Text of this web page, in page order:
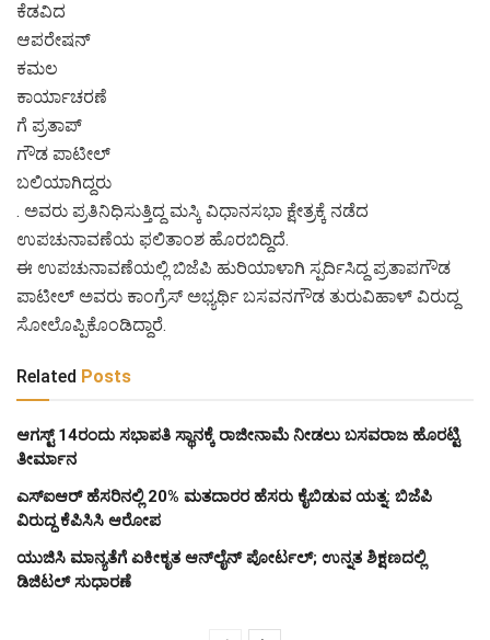
ಕೆಡವಿದ
ಆಪರೇಷನ್
ಕಮಲ
ಕಾರ್ಯಾಚರಣೆ
ಗೆ ಪ್ರತಾಪ್
ಗೌಡ ಪಾಟೀಲ್
ಬಲಿಯಾಗಿದ್ದರು
. ಅವರು ಪ್ರತಿನಿಧಿಸುತ್ತಿದ್ದ ಮಸ್ಕಿ ವಿಧಾನಸಭಾ ಕ್ಷೇತ್ರಕ್ಕೆ ನಡೆದ
ಉಪಚುನಾವಣೆಯ ಫಲಿತಾಂಶ ಹೊರಬಿದ್ದಿದೆ.
ಈ ಉಪಚುನಾವಣೆಯಲ್ಲಿ ಬಿಜೆಪಿ ಹುರಿಯಾಳಾಗಿ ಸ್ಪರ್ದಿಸಿದ್ದ ಪ್ರತಾಪಗೌಡ
ಪಾಟೀಲ್ ಅವರು ಕಾಂಗ್ರೆಸ್ ಅಭ್ಯರ್ಥಿ ಬಸವನಗೌಡ ತುರುವಿಹಾಳ್ ವಿರುದ್ದ
ಸೋಲೊಪ್ಪಿಕೊಂಡಿದ್ದಾರೆ.
Related Posts
ಆಗಸ್ಟ್‌ 14ರಂದು ಸಭಾಪತಿ ಸ್ಥಾನಕ್ಕೆ ರಾಜೀನಾಮೆ ನೀಡಲು ಬಸವರಾಜ ಹೊರಟ್ಟಿ
ತೀರ್ಮಾನ
ಎಸ್‌ಐಆರ್‌ ಹೆಸರಿನಲ್ಲಿ 20% ಮತದಾರರ ಹೆಸರು ಕೈಬಿಡುವ ಯತ್ನ: ಬಿಜೆಪಿ
ವಿರುದ್ಧ ಕೆಪಿಸಿಸಿ ಆರೋಪ
ಯುಜಿಸಿ ಮಾನ್ಯತೆಗೆ ಏಕೀಕೃತ ಆನ್‌ಲೈನ್ ಪೋರ್ಟಲ್; ಉನ್ನತ ಶಿಕ್ಷಣದಲ್ಲಿ
ಡಿಜಿಟಲ್ ಸುಧಾರಣೆ